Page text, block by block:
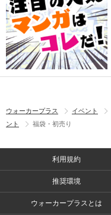
ウォーカープラス イベント
ント
福袋・初売り
利用規約
推奨環境
ウォーカープラスとは